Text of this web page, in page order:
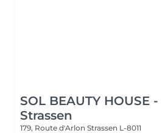
SOL BEAUTY HOUSE -
Strassen
179, Route d'Arlon Strassen L-8011